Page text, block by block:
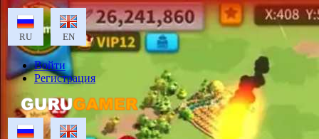
RU EN
Войти
Регистрация